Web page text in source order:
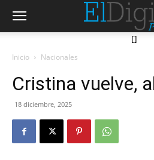
[]
Inicio Nacionales
Cristina vuelve,
18 diciembre, 2025